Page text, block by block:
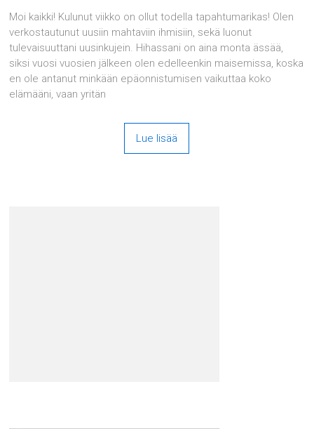
Moi kaikki! Kulunut viikko on ollut todella tapahtumarikas! Olen
verkostautunut uusiin mahtaviin ihmisiin, sekä luonut
tulevaisuuttani uusinkujein. Hihassani on aina monta ässää,
siksi vuosi vuosien jälkeen olen edelleenkin maisemissa, koska
en ole antanut minkään epäonnistumisen vaikuttaa koko
elämääni, vaan yritän
Lue lisää